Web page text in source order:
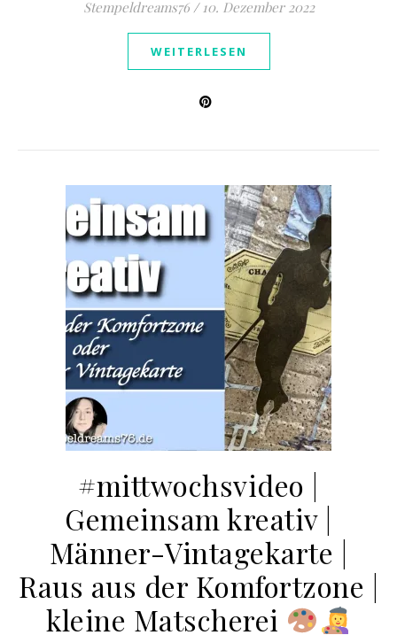
Stempeldreams76 / 10. Dezember 2022
WEITERLESEN
#mittwochsvideo |
Gemeinsam kreativ |
Männer-Vintagekarte |
Raus aus der Komfortzone |
kleine Matscherei